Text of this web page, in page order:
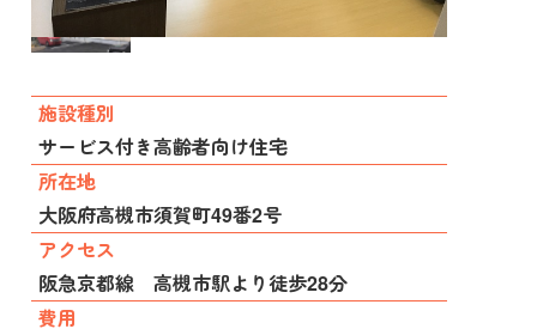
施設種別
サービス付き高齢者向け住宅
所在地
大阪府高槻市須賀町49番2号
アクセス
阪急京都線 高槻市駅より徒歩28分
費用